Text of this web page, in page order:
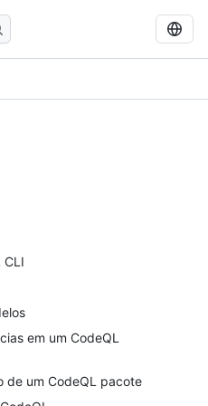
CLI
em um CodeQL
de um CodeQL pacote